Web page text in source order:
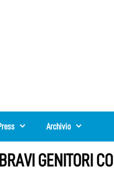
Archivio
GENITORI